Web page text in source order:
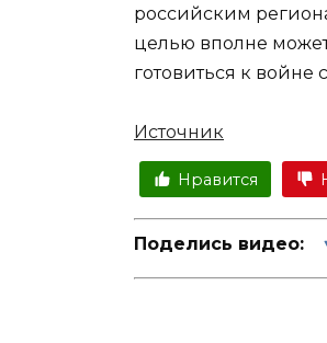
российским
целью вполне
готовиться к войне
Источник
Нравится
Поделись видео: